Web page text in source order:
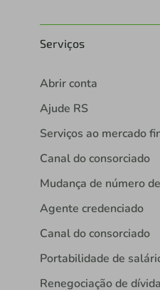
Serviços
Abrir conta
Ajude RS
Serviços ao mercado
Canal do consorciado
Mudança de número
Agente credenciado
Canal do consorciado
Portabilidade de
Renegociação de